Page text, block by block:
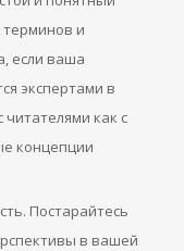
терминов и
если ваша
экспертами в
как с
концепции
Постарайтесь
в вашей